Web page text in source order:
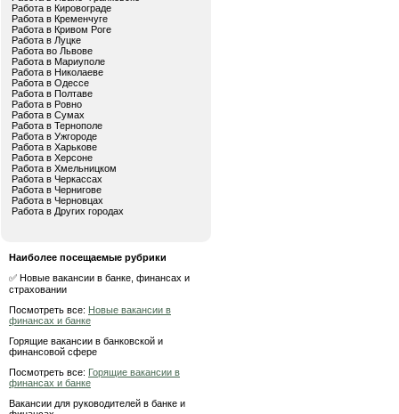
Работа в Кировограде
Работа в Кременчуге
Работа в Кривом Роге
Работа в Луцке
Работа во Львове
Работа в Мариуполе
Работа в Николаеве
Работа в Одессе
Работа в Полтаве
Работа в Ровно
Работа в Сумах
Работа в Тернополе
Работа в Ужгороде
Работа в Харькове
Работа в Херсоне
Работа в Хмельницком
Работа в Черкассах
Работа в Чернигове
Работа в Черновцах
Работа в Других городах
Наиболее посещаемые рубрики
✅ Новые вакансии в банке, финансах и
страховании
Посмотреть все: Новые вакансии в
финансах и банке
Горящие вакансии в банковской и
финансовой сфере
Посмотреть все: Горящие вакансии в
финансах и банке
Вакансии для руководителей в банке и